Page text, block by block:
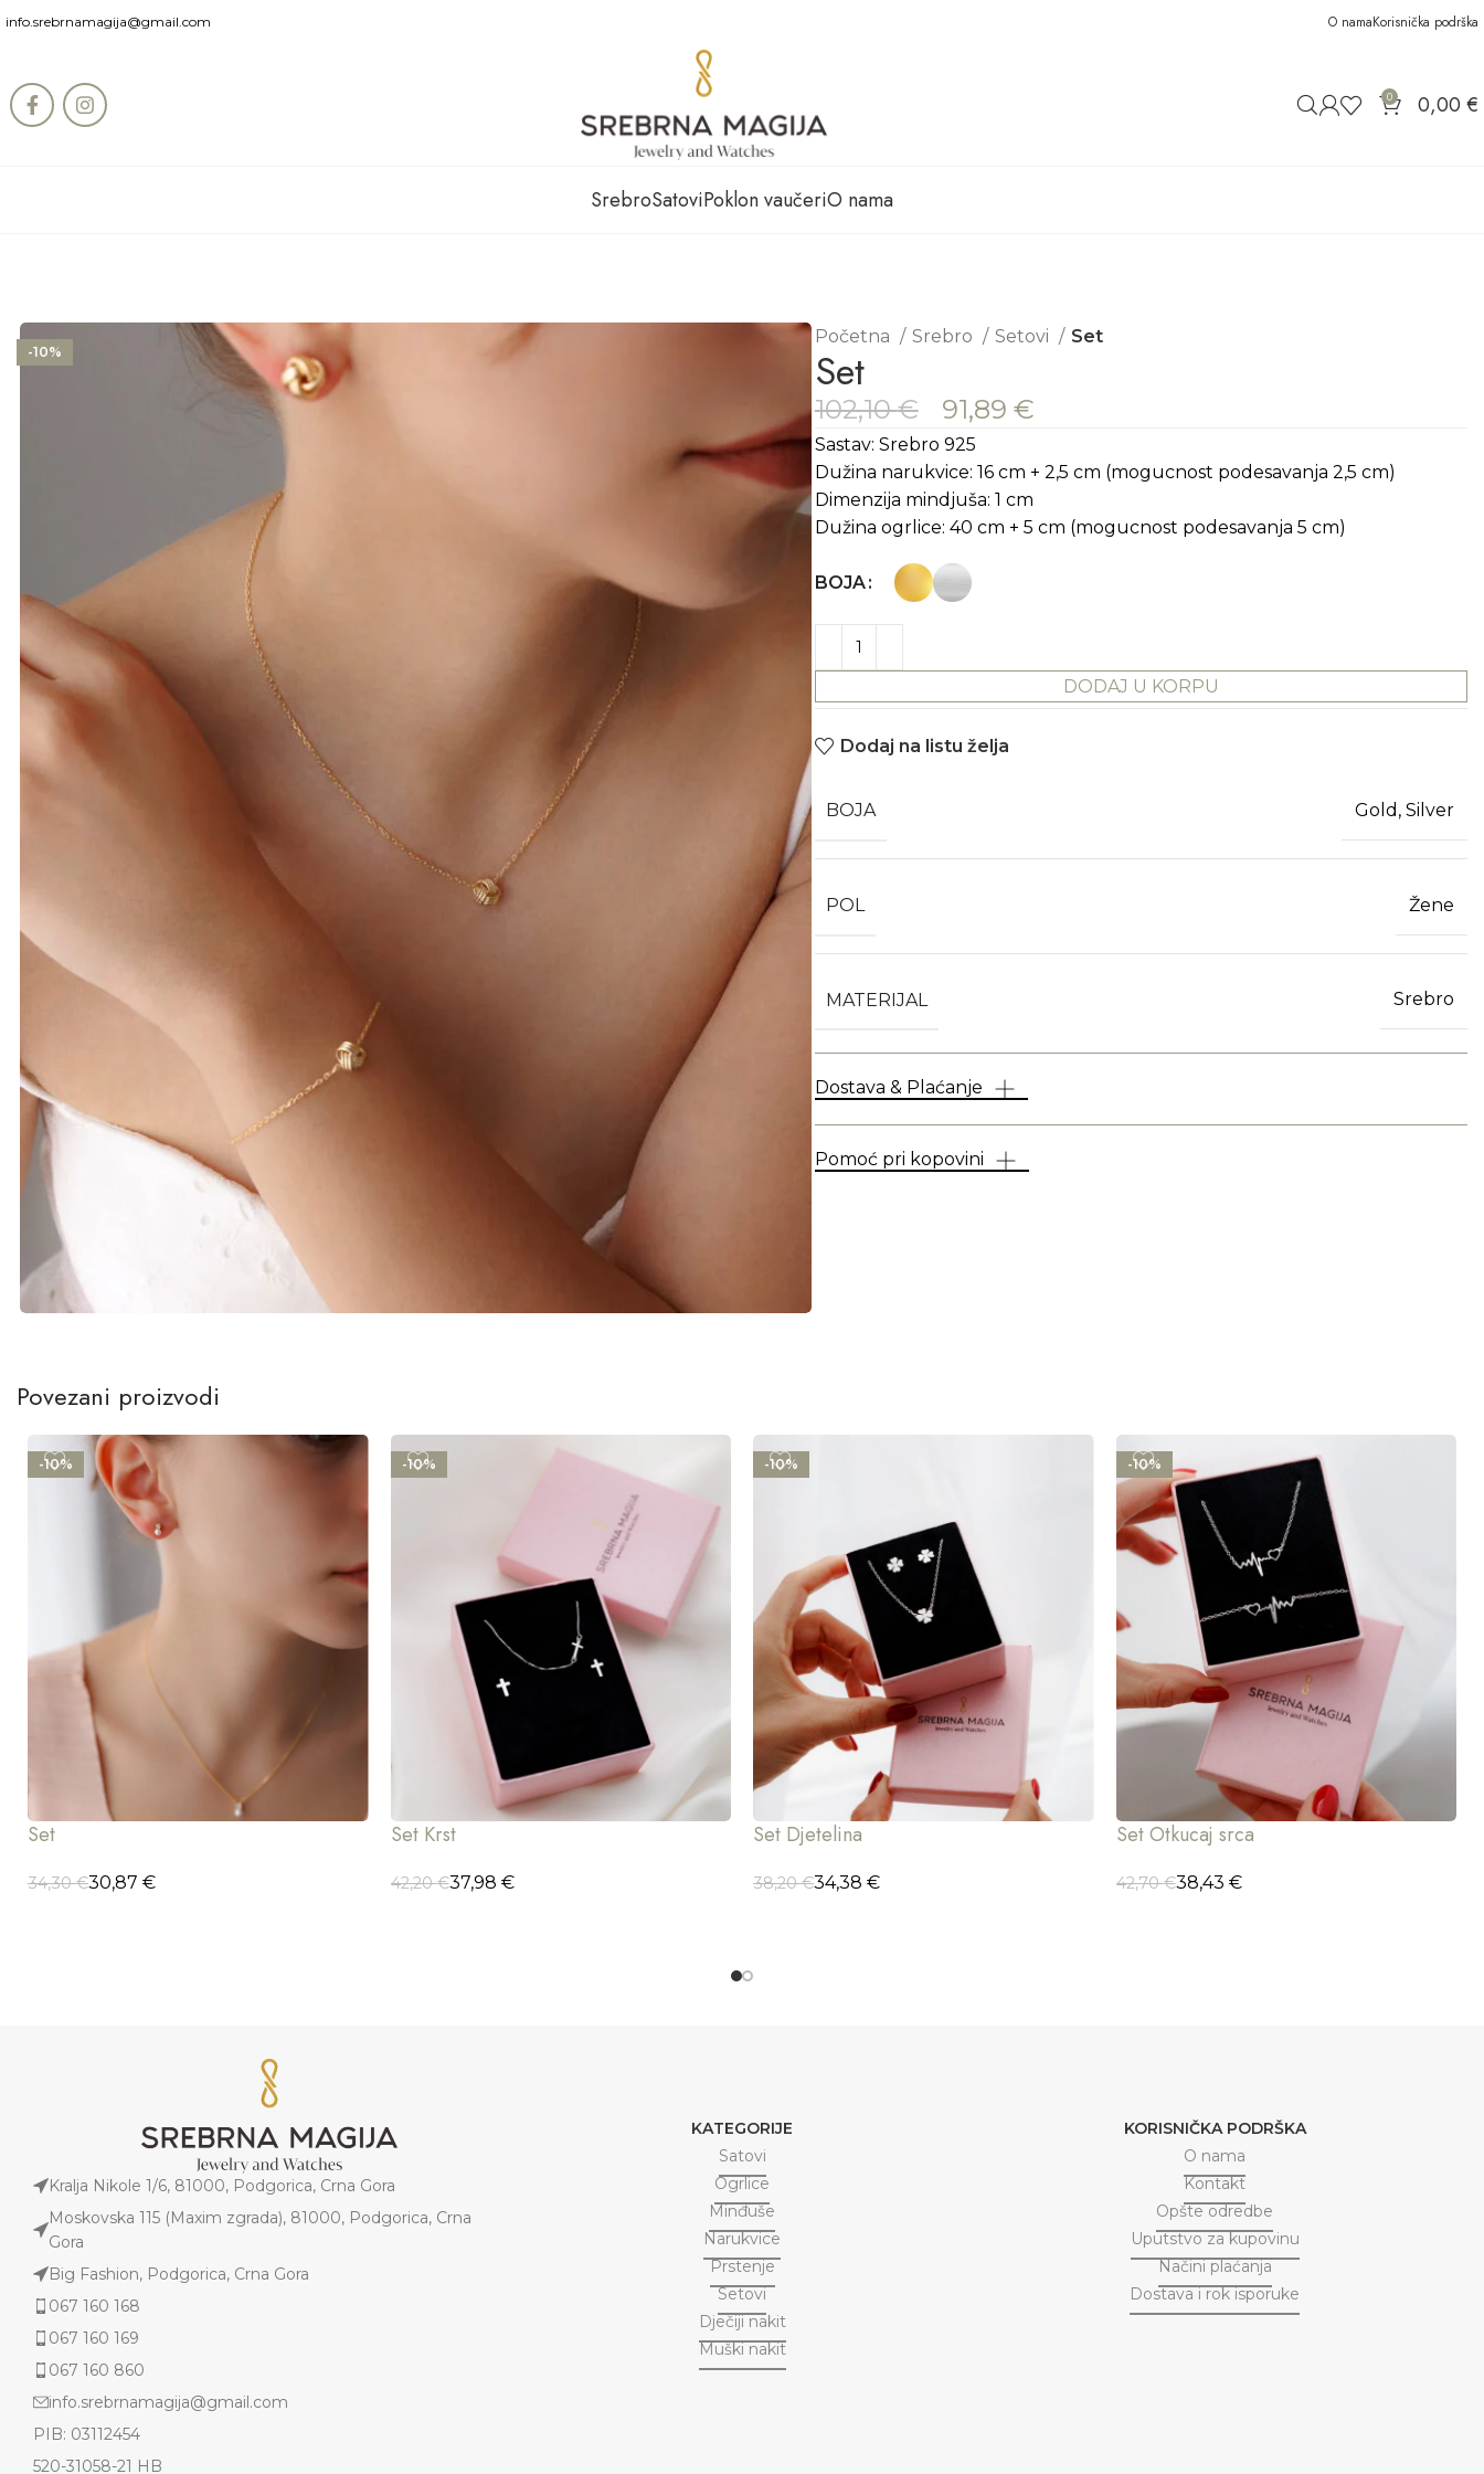
info.srebrnamagija@gmail.com O namaKorisnička podrška
0 0,00 €
SrebroSatoviPoklon vaučeriO nama
-10%
Početna Srebro Setovi Set
Set
102,10€ 91,89 €
Sastav: Srebro 925
Dužina narukvice: 16 cm + 2,5 cm (mogucnost podesavanja 2,5 cm)
Dimenzija mindjuša: 1 cm
Dužina ogrlice: 40 cm + 5 cm (mogucnost podesavanja 5 cm)
BOJA
DODAJ U KORPU
Dodaj na listu želja
BOJA Gold, Silver
POL Žene
MATERIJAL Srebro
Dostava & Plaćanje
Pomoć pri kopovini
Povezani proizvodi
-10%
Set
34,30€30,87 €
-10%
Set Krst
42,20€37,98 €
-10%
Set Djetelina
38,20€34,38 €
-10%
Set Otkucaj srca
42,70€38,43 €
Kralja Nikole 1/6, 81000, Podgorica, Crna Gora
Moskovska 115 (Maxim zgrada), 81000, Podgorica, Crna
Gora
Big Fashion, Podgorica, Crna Gora
067 160 168
067 160 169
067 160 860
info.srebrnamagija@gmail.com
PIB: 03112454
520-31058-21 HB
KATEGORIJE
Satovi
Ogrlice
Minđuše
Narukvice
Prstenje
Setovi
Dječiji nakit
Muški nakit
KORISNIČKA PODRŠKA
O nama
Kontakt
Opšte odredbe
Uputstvo za kupovinu
Načini plaćanja
Dostava i rok isporuke